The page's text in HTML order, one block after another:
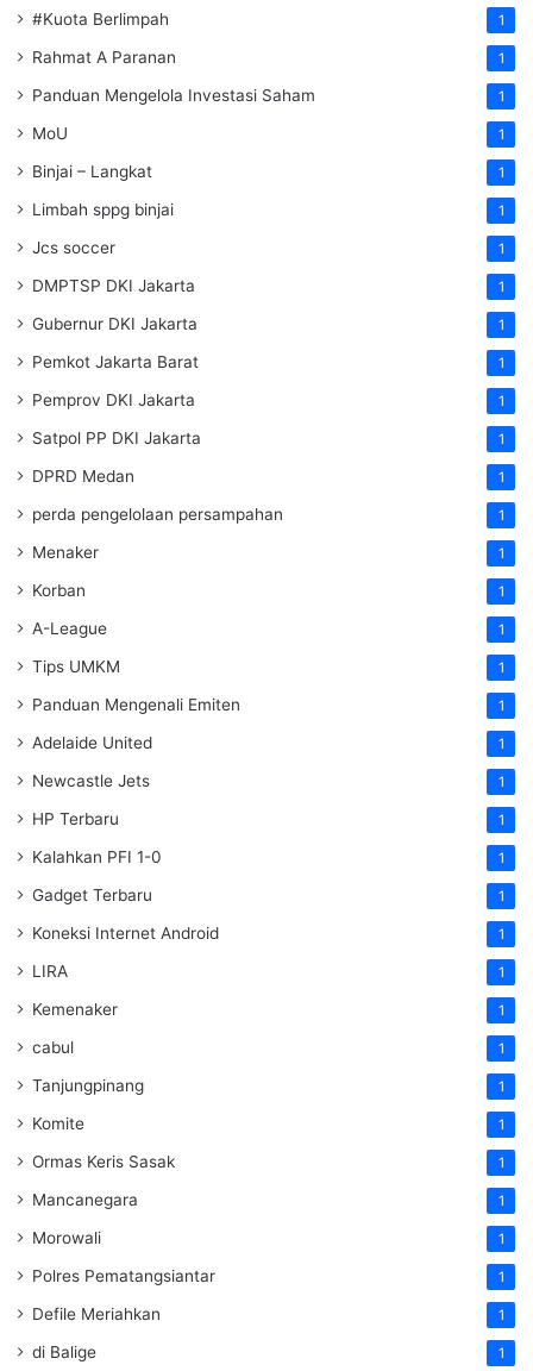
#Kuota Berlimpah 1
Rahmat A Paranan 1
Panduan Mengelola Investasi Saham 1
MoU 1
Binjai – Langkat 1
Limbah sppg binjai 1
Jcs soccer 1
DMPTSP DKI Jakarta 1
Gubernur DKI Jakarta 1
Pemkot Jakarta Barat 1
Pemprov DKI Jakarta 1
Satpol PP DKI Jakarta 1
DPRD Medan 1
perda pengelolaan persampahan 1
Menaker 1
Korban 1
A-League 1
Tips UMKM 1
Panduan Mengenali Emiten 1
Adelaide United 1
Newcastle Jets 1
HP Terbaru 1
Kalahkan PFI 1-0 1
Gadget Terbaru 1
Koneksi Internet Android 1
LIRA 1
Kemenaker 1
cabul 1
Tanjungpinang 1
Komite 1
Ormas Keris Sasak 1
Mancanegara 1
Morowali 1
Polres Pematangsiantar 1
Defile Meriahkan 1
di Balige 1